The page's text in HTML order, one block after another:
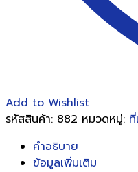
Add to Wishlist
รหัสสินค้า: 882 หมวดหมู่:
คำอธิบาย
ข้อมูลเพิ่มเติม